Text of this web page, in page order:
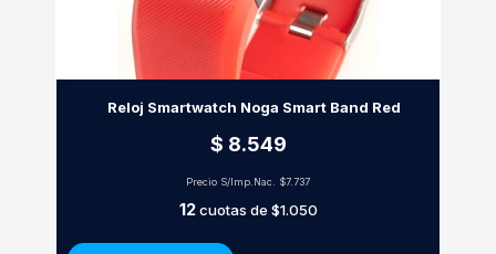
Reloj Smartwatch Noga Smart Band Red
$ 8.549
Precio S/Imp.Nac. $7.737
12cuotas de $1.050